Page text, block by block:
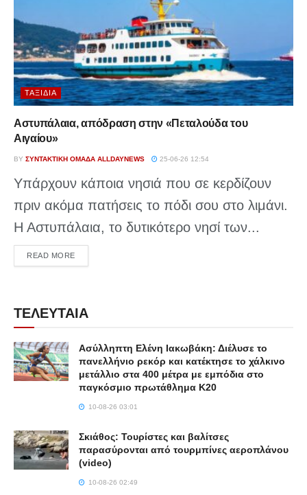
ΤΑΞΊΔΙΑ
Αστυπάλαια, απόδραση στην «Πεταλούδα του
Αιγαίου»
BY ΣΥΝΤΑΚΤΙΚΉ ΟΜΆΔΑ ALLDAYNEWS 25-06-26 12:54
Υπάρχουν κάποια νησιά που σε κερδίζουν
πριν ακόμα πατήσεις το πόδι σου στο λιμάνι.
Η Αστυπάλαια, το δυτικότερο νησί των...
READ MOREDETAILS
ΤΕΛΕΥΤΑΙΑ
Ασύλληπτη Ελένη Ιακωβάκη: Διέλυσε το
πανελλήνιο ρεκόρ και κατέκτησε το χάλκινο
μετάλλιο στα 400 μέτρα με εμπόδια στο
παγκόσμιο πρωτάθλημα Κ20
10-08-26 03:01
Σκιάθος: Τουρίστες και βαλίτσες
παρασύρονται από τουρμπίνες αεροπλάνου
(video)
10-08-26 02:49